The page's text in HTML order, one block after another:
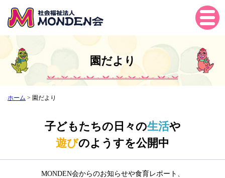
Tog
gle
gati
on
園だより
ホーム > 園だより
子どもたちの日々の生活や
遊びのようすを公開中
MONDEN会からのお知らせや食育レポート、